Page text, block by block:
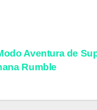
Aventura de
Rumble